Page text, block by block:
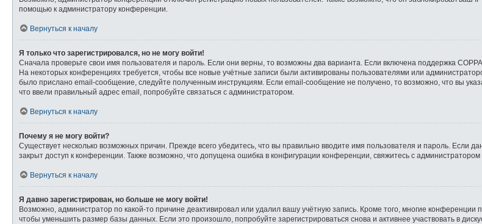
помощью к администратору конференции.
Вернуться к началу
Я только что зарегистрировался, но не могу войти!
Сначала проверьте свои имя пользователя и пароль. Если они верны, то возможны два варианта. Если включена поддержка
На некоторых конференциях требуется, чтобы все новые учётные записи были активированы пользователями или
было прислано email-сообщение, следуйте полученным инструкциям. Если email-сообщение не получено, то возможно, что вы
что ввели правильный адрес email, попробуйте связаться с администратором.
Вернуться к началу
Почему я не могу войти?
Существует несколько возможных причин. Прежде всего убедитесь, что вы правильно вводите имя пользователя и пароль. Если
закрыт доступ к конференции. Также возможно, что допущена ошибка в конфигурации конференции, свяжитесь с администратором
Вернуться к началу
Я давно зарегистрирован, но больше не могу войти!
Возможно, администратор по какой-то причине деактивировал или удалил вашу учётную запись. Кроме того, многие
чтобы уменьшить размер базы данных. Если это произошло, попробуйте зарегистрироваться снова и активнее участвовать в